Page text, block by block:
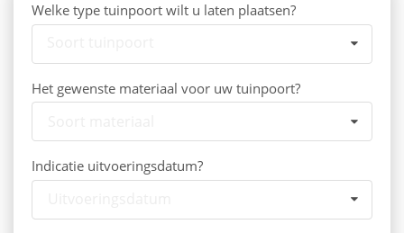
Welke type tuinpoort wilt u laten plaatsen?
Het gewenste materiaal voor uw tuinpoort?
Indicatie uitvoeringsdatum?